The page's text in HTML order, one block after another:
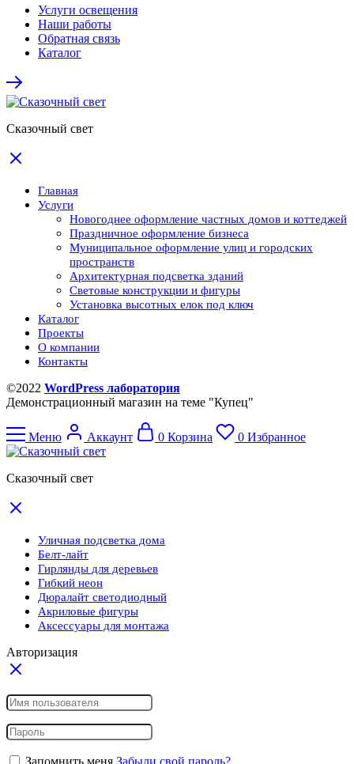
Услуги освещения
Наши работы
Обратная связь
Каталог
Сказочный свет
Главная
Услуги
Новогоднее оформление частных домов и коттеджей
Праздничное оформление бизнеса
Муниципальное оформление улиц и городских
пространств
Архитектурная подсветка зданий
Световые конструкции и фигуры
Установка высотных елок под ключ
Каталог
Проекты
О компании
Контакты
©2022 WordPress лаборатория
Демонстрационный магазин на теме "Купец"
Меню Аккаунт 0 Корзина 0 Избранное
Сказочный свет
Уличная подсветка дома
Белт-лайт
Гирлянды для деревьев
Гибкий неон
Дюралайт светодиодный
Акриловые фигуры
Аксессуары для монтажа
Авторизация
Запомнить меня Забыли свой пароль?